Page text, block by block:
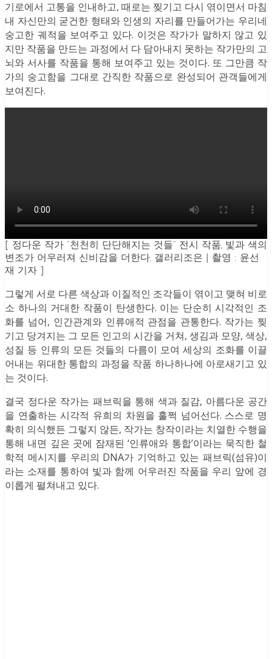
기로에서 고통을 인내하고, 때로는 찢기고 다시 엮이면서 마침
내 자신만의 굳건한 형태와 인생의 자리를 만들어가는 우리네
숭고한 궤적을 보여주고 있다. 이것은 작가가 말하지 않고 있
지만 작품을 만드는 과정에서 다 담아내지 못하는 작가만의 고
뇌와 서사를 작품을 통해 보여주고 있는 것이다. 또 그만큼 작
가의 숭고함을 그대로 간직한 작품으로 완성되어 관객들에게
보여진다.
[ 정다운 작가 “천천히 단단해지는 것들” 전시 작품, 빛과 색의
변조가 어우러져 신비감을 더한다. 갤러리조은 | 촬영 : 윤선
재 기자 ]
그렇게 서로 다른 색상과 이질적인 조각들이 엮이고 맺혀 비로
소 하나의 거대한 작품이 탄생한다. 이는 단순히 시각적인 조
화를 넘어, 인간관계와 인류애적 관점을 관통한다. 작가는 찢
기고 당겨지는 그 모든 인고의 시간을 거쳐, 생김과 모양, 색상,
성질 등 인류의 모든 것들의 다름이 모여 세상의 조화를 이끌
어내는 위대한 통합의 과정을 작품 하나하나에 아로새기고 있
는 것이다.
결국 정다운 작가는 패브릭을 통해 색과 질감, 아름다운 공간
을 연출하는 시각적 유희의 차원을 훌쩍 넘어선다. 스스로 명
확히 의식했든 그렇지 않든, 작가는 창작이라는 치열한 수행을
통해 내면 깊은 곳에 잠재된 ‘인류애와 통합’이라는 묵직한 철
학적 메시지를 우리의 DNA가 기억하고 있는 패브릭(섬유)이
라는 소재를 통하여 빛과 함께 어우러진 작품을 우리 앞에 경
이롭게 펼쳐내고 있다.